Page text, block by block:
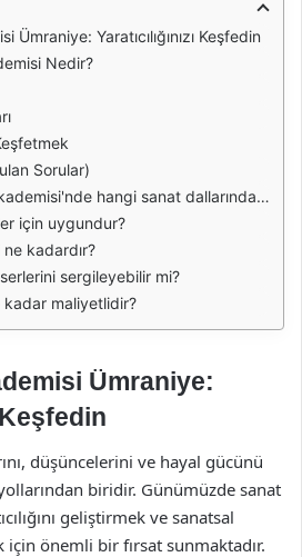
Ümraniye: Yaratıcılığınızı Keşfedin
Nedir?
Sorular)
hangi sanat dallarında eğitim verilmektedir?
için uygundur?
kadardır?
sergileyebilir mi?
kadar maliyetlidir?
Ümraniye:
Keşfedin
düşüncelerini ve hayal gücünü
biridir. Günümüzde sanat
geliştirmek ve sanatsal
önemli bir fırsat sunmaktadır.